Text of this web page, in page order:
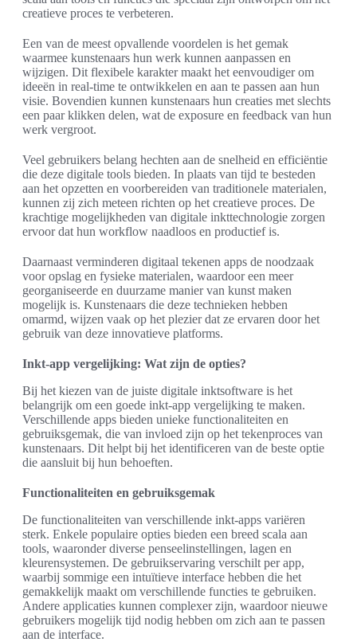
creatieve proces te verbeteren.
Een van de meest opvallende voordelen is het gemak
waarmee kunstenaars hun werk kunnen aanpassen en
wijzigen. Dit flexibele karakter maakt het eenvoudiger om
ideeën in real-time te ontwikkelen en aan te passen aan hun
visie. Bovendien kunnen kunstenaars hun creaties met slechts
een paar klikken delen, wat de exposure en feedback van hun
werk vergroot.
Veel gebruikers belang hechten aan de snelheid en efficiëntie
die deze digitale tools bieden. In plaats van tijd te besteden
aan het opzetten en voorbereiden van traditionele materialen,
kunnen zij zich meteen richten op het creatieve proces. De
krachtige mogelijkheden van digitale inkttechnologie zorgen
ervoor dat hun workflow naadloos en productief is.
Daarnaast verminderen digitaal tekenen apps de noodzaak
voor opslag en fysieke materialen, waardoor een meer
georganiseerde en duurzame manier van kunst maken
mogelijk is. Kunstenaars die deze technieken hebben
omarmd, wijzen vaak op het plezier dat ze ervaren door het
gebruik van deze innovatieve platforms.
Inkt-app vergelijking: Wat zijn de opties?
Bij het kiezen van de juiste digitale inktsoftware is het
belangrijk om een goede inkt-app vergelijking te maken.
Verschillende apps bieden unieke functionaliteiten en
gebruiksgemak, die van invloed zijn op het tekenproces van
kunstenaars. Dit helpt bij het identificeren van de beste optie
die aansluit bij hun behoeften.
Functionaliteiten en gebruiksgemak
De functionaliteiten van verschillende inkt-apps variëren
sterk. Enkele populaire opties bieden een breed scala aan
tools, waaronder diverse penseelinstellingen, lagen en
kleurensystemen. De gebruikservaring verschilt per app,
waarbij sommige een intuïtieve interface hebben die het
gemakkelijk maakt om verschillende functies te gebruiken.
Andere applicaties kunnen complexer zijn, waardoor nieuwe
gebruikers mogelijk tijd nodig hebben om zich aan te passen
aan de interface.